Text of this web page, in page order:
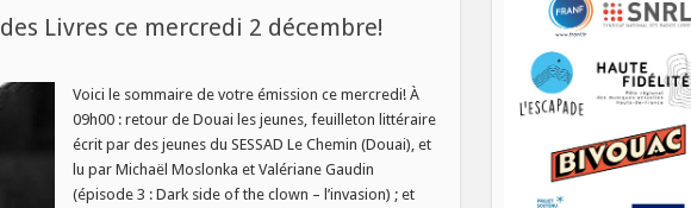
Livres ce mercredi 2 décembre!
Voici le sommaire de votre émission ce mercredi! À
09h00 : retour de Douai les jeunes, feuilleton littéraire
écrit par des jeunes du SESSAD Le Chemin (Douai), et
lu par Michaël Moslonka et Valériane Gaudin
(épisode 3 : Dark side of the clown – l’invasion) ; et